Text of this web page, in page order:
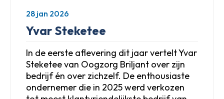
Yvar Steketee
In de eerste aflevering dit jaar vertelt Yvar
Steketee van Oogzorg Briljant over zijn
bedrijf én over zichzelf. De enthousiaste
ondernemer die in 2025 werd verkozen
28 jan 2026